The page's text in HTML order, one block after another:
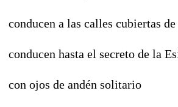
conducen a las calles cubiertas
conducen hasta el secreto de la
con ojos de andén solitario